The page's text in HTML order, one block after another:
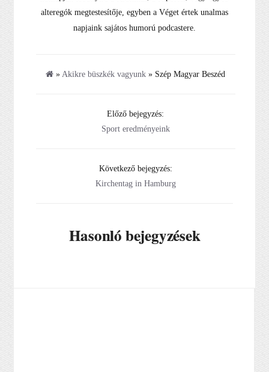
alteregók megtestesítője, egyben a Véget értek unalmas
napjaink sajátos humorú podcastere.
»Akikre büszkék vagyunk » Szép Magyar Beszéd
Előző bejegyzés:
Sport eredményeink
Következő bejegyzés:
Kirchentag in Hamburg
Hasonló bejegyzések